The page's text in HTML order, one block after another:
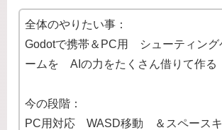
全体のやりたい事：
Godotで携帯＆PC用 シューティング
ームを AIの力をたくさん借りて作る
今の段階：
PC用対応 WASD移動 ＆スペース